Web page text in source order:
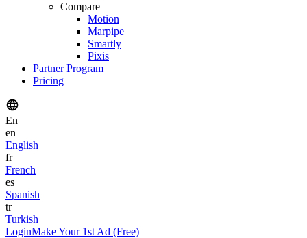
Compare
Motion
Marpipe
Smartly
Pixis
Partner Program
Pricing
En
en
English
fr
French
es
Spanish
tr
Turkish
LoginMake Your 1st Ad (Free)